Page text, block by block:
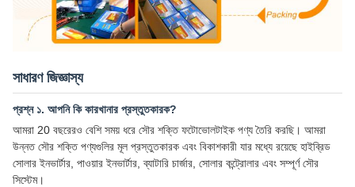
সাধারণ জিজ্ঞাস্য
প্রশ্ন ১. আপনি কি কারখানার প্রস্তুতকারক?
আমরা 20 বছরেরও বেশি সময় ধরে সৌর শক্তি ফটোভোলটাইক পণ্য তৈরি করছি। আমরা
উন্নত সৌর শক্তি পণ্যগুলির মূল প্রস্তুতকারক এবং বিকাশকারী যার মধ্যে রয়েছে হাইব্রিড
সোলার ইনভার্টার, পাওয়ার ইনভার্টার, ব্যাটারি চার্জার, সোলার কন্ট্রোলার এবং সম্পূর্ণ সৌর
সিস্টেম।